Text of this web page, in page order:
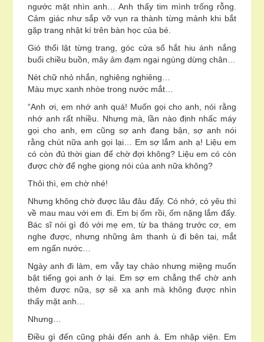
ngước mặt nhìn anh… Anh thấy tim mình trống rỗng.
Cảm giác như sắp vỡ vụn ra thành từng mảnh khi bắt
gặp trang nhật kí trên bàn học của bé.
Gió thổi lật từng trang, góc cửa sổ hắt hiu ánh nắng
buổi chiều buồn, mây ảm đạm ngại ngùng dừng chân…
Nét chữ nhỏ nhắn, nghiêng nghiêng…
Màu mực xanh nhòe trong nước mắt…
“Anh ơi, em nhớ anh quá! Muốn gọi cho anh, nói rằng
nhớ anh rất nhiều. Nhưng mà, lần nào định nhấc máy
gọi cho anh, em cũng sợ anh đang bận, sợ anh nói
rằng chút nữa anh gọi lại… Em sợ lắm anh ạ! Liệu em
có còn đủ thời gian để chờ đợi không? Liệu em có còn
được chờ để nghe giọng nói của anh nữa không?
Thôi thì, em chờ nhé!
Nhưng không chờ được lâu đâu đấy. Có nhớ, có yêu thì
về mau mau với em đi. Em bị ốm rồi, ốm nặng lắm đấy.
Bác sĩ nói gì đó với mẹ em, từ ba tháng trước cơ, em
nghe được, nhưng những âm thanh ù đi bên tai, mắt
em ngấn nước…
Ngày anh đi làm, em vẫy tay chào nhưng miệng muốn
bật tiếng gọi anh ở lại. Em sợ em chẳng thể chờ anh
thêm được nữa, sợ sẽ xa anh mà không được nhìn
thấy mặt anh…
Nhưng…
Điều gì đến cũng phải đến anh à. Em nhập viện. Em